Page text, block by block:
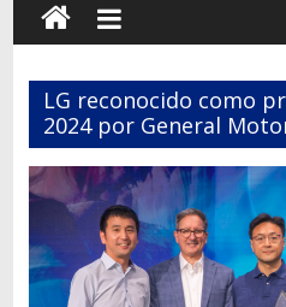
Terrestre
Autos,
camiones,
motos,
información
del
mundo
del
transporte
LG reconocido como
2024 por General